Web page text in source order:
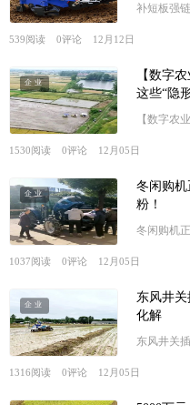
补短板强
539阅读 0评论 12月12日
企业
【数字
这些“隐
【数字农
1530阅读 0评论 12月05日
企业
冬闲购
粉！
冬闲购机
1037阅读 0评论 12月05日
企业
东风井
化解
东风井关
1316阅读 0评论 12月05日